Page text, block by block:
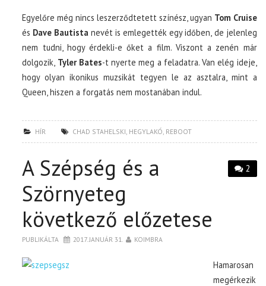
Egyelőre még nincs leszerződtetett színész, ugyan Tom Cruise
és Dave Bautista nevét is emlegették egy időben, de jelenleg
nem tudni, hogy érdekli-e őket a film. Viszont a zenén már
dolgozik, Tyler Bates-t nyerte meg a feladatra. Van elég ideje,
hogy olyan ikonikus muzsikát tegyen le az asztalra, mint a
Queen, hiszen a forgatás nem mostanában indul.
HÍR CHAD STAHELSKI HEGYLAKÓ REBOOT
2
A Szépség és a
Szörnyeteg
következő előzetese
PUBLIKÁLTA 2017. JANUÁR 31. KOIMBRA
Hamarosan
megérkezik